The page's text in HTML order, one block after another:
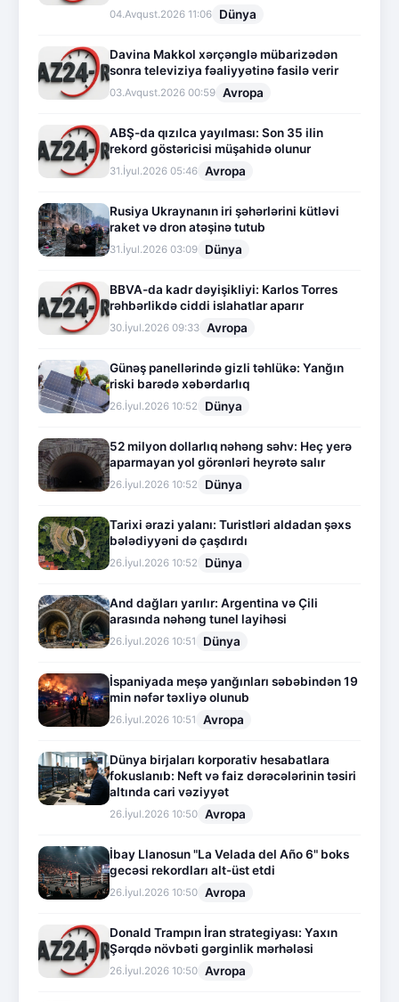
04.Avqust.2026 11:06 Dünya
Davina Makkol xərçənglə mübarizədən
sonra televiziya fəaliyyətinə fasilə verir
03.Avqust.2026 00:59 Avropa
ABŞ-da qızılca yayılması: Son 35 ilin
rekord göstəricisi müşahidə olunur
31.İyul.2026 05:46 Avropa
Rusiya Ukraynanın iri şəhərlərini kütləvi
raket və dron atəşinə tutub
31.İyul.2026 03:09 Dünya
BBVA-da kadr dəyişikliyi: Karlos Torres
rəhbərlikdə ciddi islahatlar aparır
30.İyul.2026 09:33 Avropa
Günəş panellərində gizli təhlükə: Yanğın
riski barədə xəbərdarlıq
26.İyul.2026 10:52 Dünya
52 milyon dollarlıq nəhəng səhv: Heç yerə
aparmayan yol görənləri heyrətə salır
26.İyul.2026 10:52 Dünya
Tarixi ərazi yalanı: Turistləri aldadan şəxs
bələdiyyəni də çaşdırdı
26.İyul.2026 10:52 Dünya
And dağları yarılır: Argentina və Çili
arasında nəhəng tunel layihəsi
26.İyul.2026 10:51 Dünya
İspaniyada meşə yanğınları səbəbindən 19
min nəfər təxliyə olunub
26.İyul.2026 10:51 Avropa
Dünya birjaları korporativ hesabatlara
fokuslanıb: Neft və faiz dərəcələrinin təsiri
altında cari vəziyyət
26.İyul.2026 10:50 Avropa
İbay Llanosun "La Velada del Año 6" boks
gecəsi rekordları alt-üst etdi
26.İyul.2026 10:50 Avropa
Donald Trampın İran strategiyası: Yaxın
Şərqdə növbəti gərginlik mərhələsi
26.İyul.2026 10:50 Avropa